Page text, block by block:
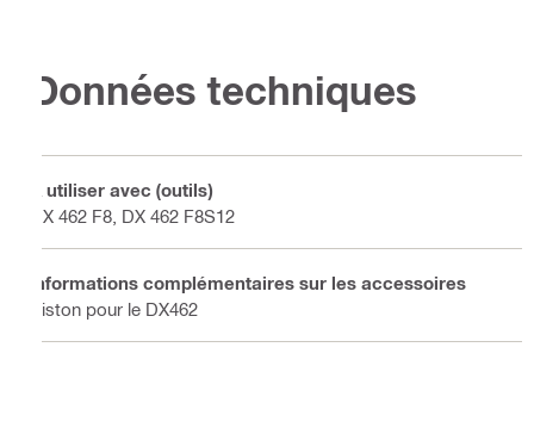
Données techniques
À utiliser avec (outils)
DX 462 F8, DX 462 F8S12
Informations complémentaires sur les accessoires
Piston pour le DX462